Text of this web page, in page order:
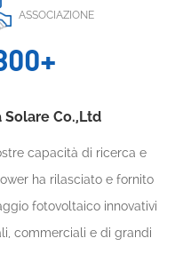
ASSOCIAZIONE
00+
Co.,Ltd
capacità di ricerca e
ha rilasciato e fornito
fotovoltaico innovativi
commerciali e di grandi